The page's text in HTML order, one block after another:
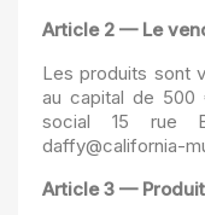
Article 2 — Le
Les produits sont
au capital de 500
social 15 rue
daffy@california-
Article 3 —